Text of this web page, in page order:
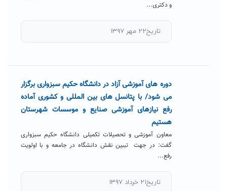
و دکتری...
تاریخ۲۲ مهر ۱۳۹۷
دوره های آموزشی آزاد در دانشگاه حکیم سبزواری برگزار
می شود/ با پتانسل های بین المللی و کشوری آماده
رفع نیازهای آموزشی صنایع و موسسات شهرستان
هستیم
معاون آموزشی و تحصیلات تکمیلی دانشگاه حکیم سبزواری
گفت: در جهت تببین نقش دانشگاه در جامعه و با اولویت
رفع...
تاریخ۲۱ خرداد ۱۳۹۷